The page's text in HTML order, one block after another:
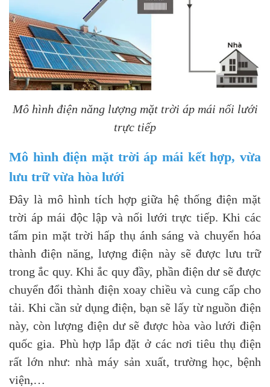
Mô hình điện năng lượng mặt trời áp mái nối lưới
trực tiếp
Mô hình điện mặt trời áp mái kết hợp, vừa
lưu trữ vừa hòa lưới
Đây là mô hình tích hợp giữa hệ thống điện mặt
trời áp mái độc lập và nối lưới trực tiếp. Khi các
tấm pin mặt trời hấp thụ ánh sáng và chuyển hóa
thành điện năng, lượng điện này sẽ được lưu trữ
trong ắc quy. Khi ắc quy đầy, phần điện dư sẽ được
chuyển đổi thành điện xoay chiều và cung cấp cho
tải. Khi cần sử dụng điện, bạn sẽ lấy từ nguồn điện
này, còn lượng điện dư sẽ được hòa vào lưới điện
quốc gia. Phù hợp lắp đặt ở các nơi tiêu thụ điện
rất lớn như: nhà máy sản xuất, trường học, bệnh
viện,…